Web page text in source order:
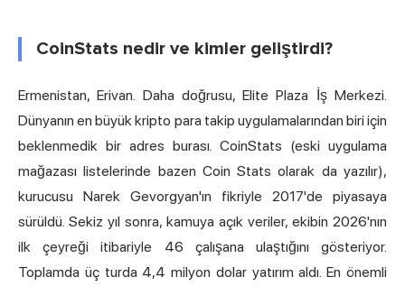
CoinStats nedir ve kimler geliştirdi?
Ermenistan, Erivan. Daha doğrusu, Elite Plaza İş Merkezi.
Dünyanın en büyük kripto para takip uygulamalarından biri için
beklenmedik bir adres burası. CoinStats (eski uygulama
mağazası listelerinde bazen Coin Stats olarak da yazılır),
kurucusu Narek Gevorgyan'ın fikriyle 2017'de piyasaya
sürüldü. Sekiz yıl sonra, kamuya açık veriler, ekibin 2026'nın
ilk çeyreği itibariyle 46 çalışana ulaştığını gösteriyor.
Toplamda üç turda 4,4 milyon dolar yatırım aldı. En önemli